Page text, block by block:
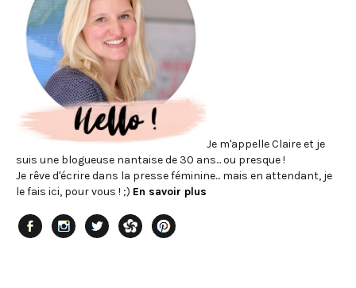
Je m'appelle Claire et je
suis une blogueuse nantaise de 30 ans... ou presque !
Je rêve d'écrire dans la presse féminine... mais en attendant, je
le fais ici, pour vous ! ;) En savoir plus